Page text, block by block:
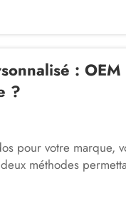
:
?
pour votre marque,
méthodes
d’équipements
qui le produit…